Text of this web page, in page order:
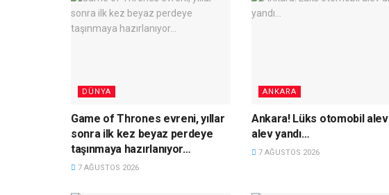
DÜNYA
Game of Thrones evreni, yıllar
sonra ilk kez beyaz perdeye
taşınmaya hazırlanıyor…
7 AĞUSTOS 2026
ANKARA
Ankara! Lüks otomobil alev
alev yandı…
7 AĞUSTOS 2026